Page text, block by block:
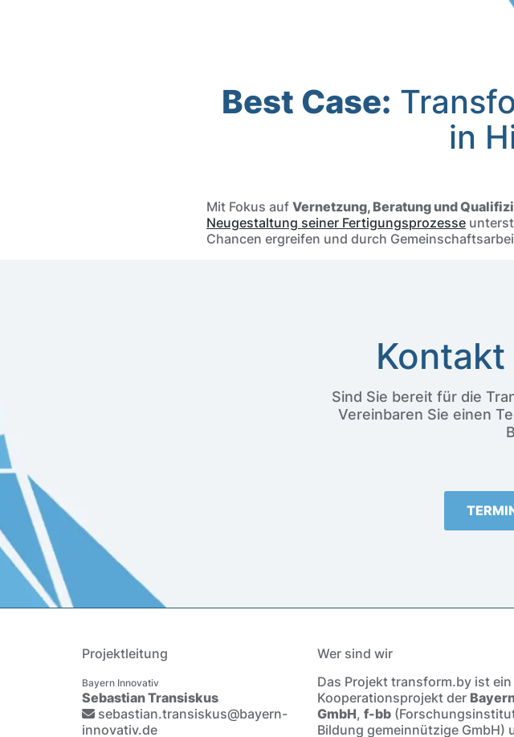
Best Case:
in
Inhalt
Mit Fokus auf Vernetzung, Beratung und
Neugestaltung seiner Fertigungsprozesse
Chancen ergreifen und durch
Sind Sie bereit für die
Vereinbaren Sie einen
Projektleitung
Bayern Innovativ
Sebastian Transiskus
sebastian.transiskus@bayern-
innovativ.de
Wer sind wir
Das Projekt transform.by ist ein
Kooperationsprojekt der
GmbH, f-bb
Bildung gemeinnützige GmbH)